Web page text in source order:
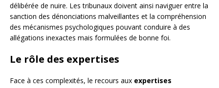
délibérée de nuire. Les tribunaux doivent ainsi naviguer entre la
sanction des dénonciations malveillantes et la compréhension
des mécanismes psychologiques pouvant conduire à des
allégations inexactes mais formulées de bonne foi.
Le rôle des expertises
Face à ces complexités, le recours aux expertises